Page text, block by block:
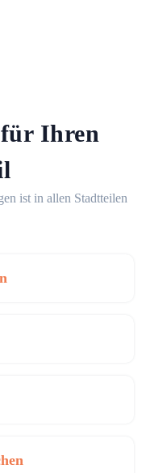
für Ihren
ist in allen Stadtteilen